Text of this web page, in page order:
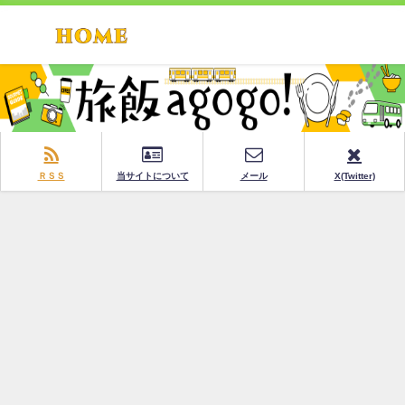
ＲＳＳ 当サイトについて メール X(Twitter)